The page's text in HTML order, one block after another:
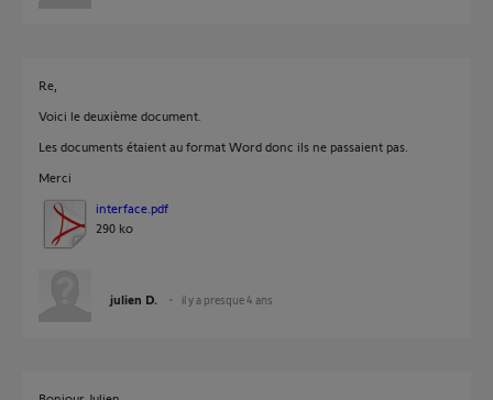
Re,
Voici le deuxième document.
Les documents étaient au format Word donc ils ne passaient pas.
Merci
interface.pdf
290 ko
julien D. il y a presque 4 ans